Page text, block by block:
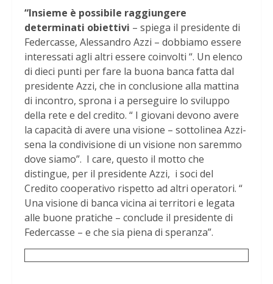
“Insieme è possibile raggiungere
determinati obiettivi – spiega il presidente di
Federcasse, Alessandro Azzi – dobbiamo essere
interessati agli altri essere coinvolti “. Un elenco
di dieci punti per fare la buona banca fatta dal
presidente Azzi, che in conclusione alla mattina
di incontro, sprona i a perseguire lo sviluppo
della rete e del credito. “ I giovani devono avere
la capacità di avere una visione – sottolinea Azzi-
sena la condivisione di un visione non saremmo
dove siamo”. I care, questo il motto che
distingue, per il presidente Azzi, i soci del
Credito cooperativo rispetto ad altri operatori. “
Una visione di banca vicina ai territori e legata
alle buone pratiche – conclude il presidente di
Federcasse – e che sia piena di speranza”.